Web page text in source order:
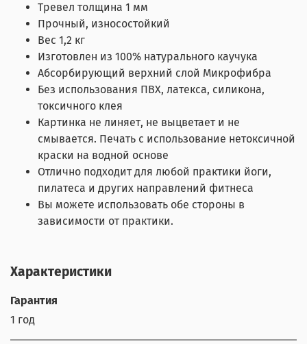
Тревел толщина 1 мм
Прочный, износостойкий
Вес 1,2 кг
Изготовлен из 100% натурального каучука
Абсорбирующий верхний слой Микрофибра
Без использования ПВХ, латекса, силикона,
токсичного клея
Картинка не линяет, не выцветает и не
смывается. Печать с использование нетоксичной
краски на водной основе
Отлично подходит для любой практики йоги,
пилатеса и других направлений фитнеса
Вы можете использовать обе стороны в
зависимости от практики.
Характеристики
Гарантия
1 год